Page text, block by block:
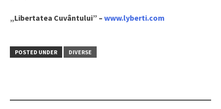
„Libertatea Cuvântului” – www.lyberti.com
POSTED UNDER DIVERSE